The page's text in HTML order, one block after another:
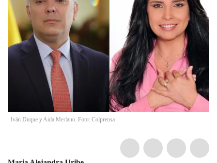
Iván Duque y Aida Merlano. Foto: Colprensa